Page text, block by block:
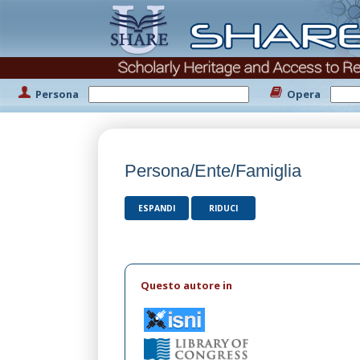
Persona Opera
Persona/Ente/Famiglia
ESPANDI RIDUCI
Questo autore in